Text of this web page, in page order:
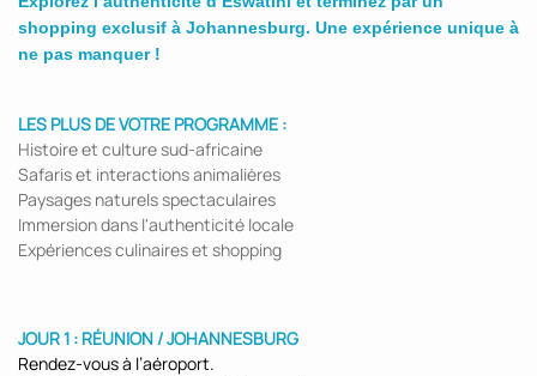
shopping exclusif à Johannesburg. Une expérience unique à
ne pas manquer !
LES PLUS DE VOTRE PROGRAMME :
Histoire et culture sud-africaine
Safaris et interactions animalières
Paysages naturels spectaculaires
Immersion dans l'authenticité locale
Expériences culinaires et shopping
JOUR 1 : RÉUNION / JOHANNESBURG
Rendez-vous à l’aéroport.